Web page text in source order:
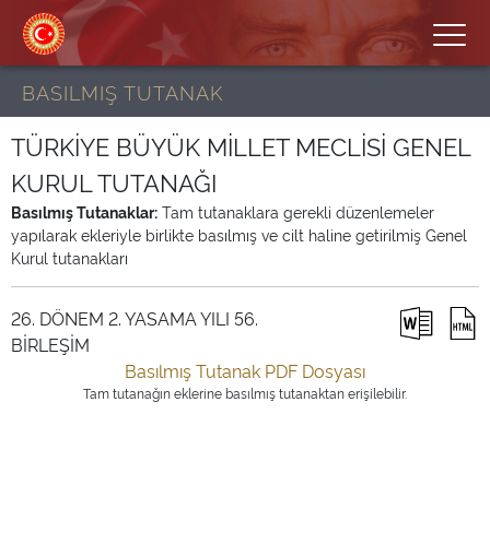
BASILMIŞ TUTANAK
TÜRKİYE BÜYÜK MİLLET MECLİSİ GENEL
KURUL TUTANAĞI
Basılmış Tutanaklar: Tam tutanaklara gerekli düzenlemeler
yapılarak ekleriyle birlikte basılmış ve cilt haline getirilmiş Genel
Kurul tutanakları
26. DÖNEM 2. YASAMA YILI 56.
BİRLEŞİM
Basılmış Tutanak PDF Dosyası
Tam tutanağın eklerine basılmış tutanaktan erişilebilir.